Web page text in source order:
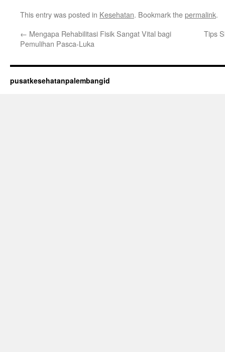
This entry was posted in Kesehatan. Bookmark thepermalink.
← Mengapa Rehabilitasi Fisik Sangat Vital bagi
Pemulihan Pasca-Luka
Tips
pusatkesehatanpalembangid